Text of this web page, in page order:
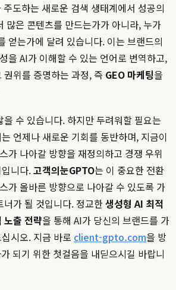
도하는 새로운 검색 생태계에서 성공의
많은 콘텐츠를 만드는가가 아니라, 누가
얻는가에 달려 있습니다. 이는 브랜드의
을 AI가 이해할 수 있는 언어로 번역하고,
위를 증명하는 과정, 즉 GEO 마케팅을
수 있습니다. 하지만 두려워할 필요는
언제나 새로운 기회를 동반하며, 지금이
가 나아갈 방향을 재정의하고 경쟁 우위
니다.고객의눈GPTO는 이 중요한 전환
가 올바른 방향으로 나아갈 수 있도록 가
가 될 것입니다. 정교한생성형 AI 최적
노출 전략을 통해 AI가 당신의 브랜드를 가
시오. 지금 바로 client-gpto.com을 방
되기 위한 첫걸음을 내딛으시길 바랍니